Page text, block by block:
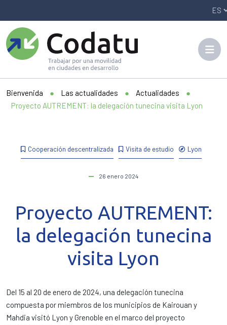
Bienvenida ● Las actualidades ● Actualidades
●
Proyecto AUTREMENT: la delegación tunecina visita Lyon
Cooperación descentralizada Visita de estudio Lyon
26 enero 2024
Proyecto AUTREMENT:
la delegación tunecina
visita Lyon
Del 15 al 20 de enero de 2024, una delegación tunecina
compuesta por miembros de los municipios de Kairouan y
Mahdia visitó Lyon y Grenoble en el marco del proyecto